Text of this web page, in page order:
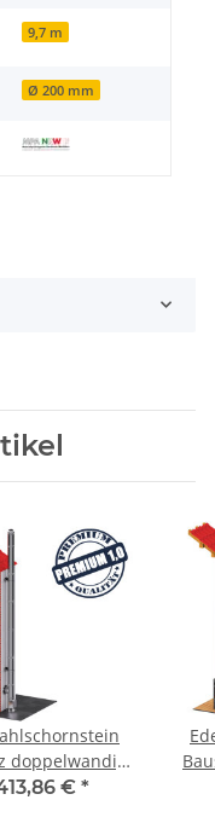
9,7 m
Ø 200 mm
doppelwandig
140 - SWPR10
€ *